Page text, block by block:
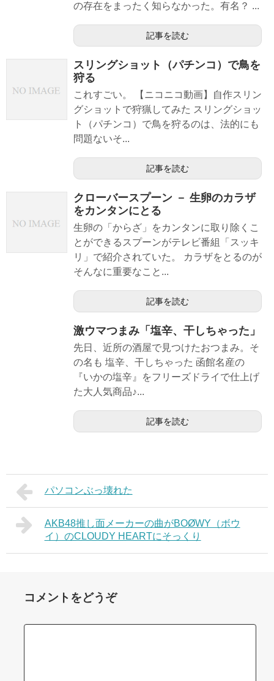
の存在をまったく知らなかった。有名？ ...
記事を読む
スリングショット（パチンコ）で鳥を
狩る
これすごい。 【ニコニコ動画】自作スリン
グショットで狩猟してみた スリングショッ
ト（パチンコ）で鳥を狩るのは、法的にも
問題ないそ...
記事を読む
クローバースプーン － 生卵のカラザ
をカンタンにとる
生卵の「からざ」をカンタンに取り除くこ
とができるスプーンがテレビ番組「スッキ
リ」で紹介されていた。 カラザをとるのが
そんなに重要なこと...
記事を読む
激ウマつまみ「塩辛、干しちゃった」
先日、近所の酒屋で見つけたおつまみ。そ
の名も 塩辛、干しちゃった 函館名産の
『いかの塩辛』をフリーズドライで仕上げ
た大人気商品♪...
記事を読む
パソコンぶっ壊れた
AKB48推し面メーカーの曲がBOØWY（ボウ
イ）のCLOUDY HEARTにそっくり
コメントをどうぞ